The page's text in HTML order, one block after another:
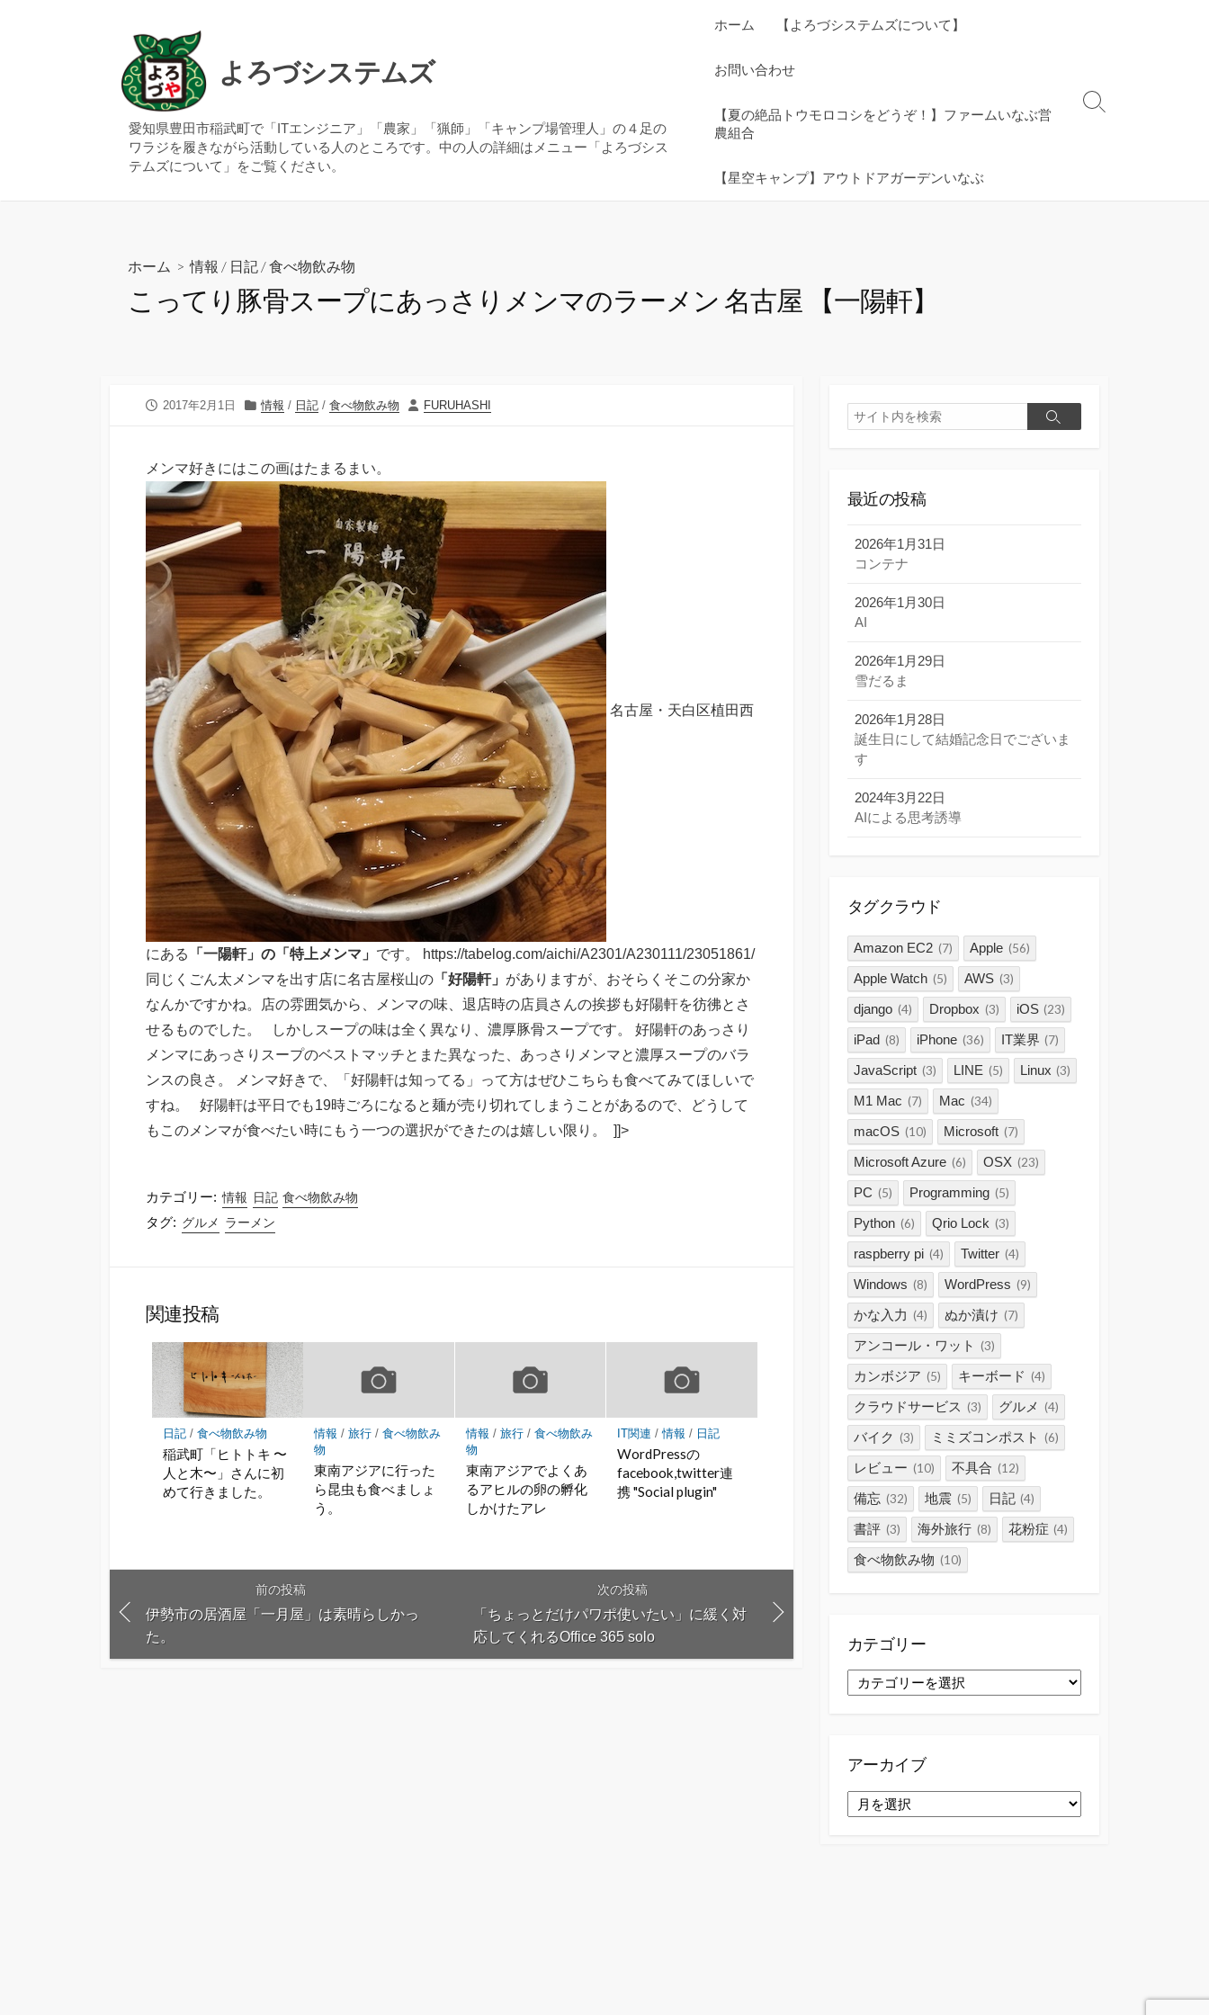
ッ
よろづシステムズ
愛知県豊田市稲武町で「ITエンジニア」「農家」「猟師」「キャンプ場管理人」の４足の
ワラジを履きながら活動している人のところです。中の人の詳細はメニュー「よろづシス
テムズについて」をご覧ください。
ホーム 【よろづシステムズについて】
お問い合わせ
【夏の絶品トウモロコシをどうぞ！】ファームいなぶ営
農組合
【星空キャンプ】アウトドアガーデンいなぶ
検
ホーム >情報 / 日記 /食べ物飲み物
こってり豚骨スープにあっさりメンマのラーメン 名古屋 【一陽軒】
公
2017年2月1日
カ
ー
情報 / 日記 /食べ物飲み物
投
FURUHASHI
メンマ好きにはこの画はたまるまい。
名古屋・天白区植田西
にある 「一陽軒」の「特上メンマ」 です。 https://tabelog.com/aichi/A2301/A230111/23051861/
同じくごん太メンマを出す店に名古屋桜山の 「好陽軒」 がありますが、おそらくそこの分家か
なんかですかね。店の雰囲気から、メンマの味、退店時の店員さんの挨拶も好陽軒を彷彿とさ
せるものでした。 しかしスープの味は全く異なり、濃厚豚骨スープです。 好陽軒のあっさり
メンマにあっさりスープのベストマッチとまた異なった、あっさりメンマと濃厚スープのバラ
ンスの良さ。 メンマ好きで、「好陽軒は知ってる」って方はぜひこちらも食べてみてほしいで
すね。 好陽軒は平日でも19時ごろになると麺が売り切れてしまうことがあるので、どうして
もこのメンマが食べたい時にもう一つの選択ができたのは嬉しい限り。 ]]>
カテゴリー: 情報 日記 食べ物飲み物
タグ: グルメ ラーメン
関連投稿
日記 /食べ物飲み物
稲武町「ヒトトキ 〜
人と木〜」さんに初
めて行きました。
情報 /旅行 /食べ物飲み
物
東南アジアに行った
ら昆虫も食べましょ
う。
情報 / 旅行/ 食べ物飲み
物
東南アジアでよくあ
るアヒルの卵の孵化
しかけたアレ
IT関連 /情報 / 日記
WordPressの
facebook,twitter連
携 "Social plugin"
前の投稿
伊勢市の居酒屋「一月屋」は素晴らしかっ
た。
次の投稿
「ちょっとだけパワポ使いたい」に緩く対
応してくれるOffice 365 solo
検
索
検
最近の投稿
2026年1月31日
コンテナ
2026年1月30日
AI
2026年1月29日
雪だるま
2026年1月28日
誕生日にして結婚記念日でございま
す
2024年3月22日
AIによる思考誘導
タグクラウド
Amazon EC2 (7) Apple (56)
Apple Watch (5) AWS (3)
django (4) Dropbox (3) iOS (23)
iPad (8) iPhone (36) IT業界 (7)
JavaScript (3) LINE (5) Linux (3)
M1 Mac (7) Mac (34)
macOS (10) Microsoft (7)
Microsoft Azure (6) OSX (23)
PC (5) Programming (5)
Python (6) Qrio Lock (3)
raspberry pi (4) Twitter (4)
Windows (8) WordPress (9)
かな入力 (4) ぬか漬け (7)
アンコール・ワット (3)
カンボジア (5) キーボード (4)
クラウドサービス (3) グルメ (4)
バイク (3) ミミズコンポスト (6)
レビュー (10) 不具合 (12)
備忘 (32) 地震 (5) 日記 (4)
書評 (3) 海外旅行 (8) 花粉症 (4)
食べ物飲み物 (10)
カテゴリー
カ
テ
アーカイブ
ー